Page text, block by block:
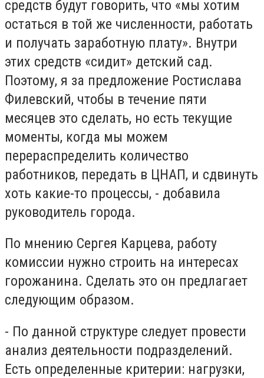
средств будут говорить, что «мы хотим
остаться в той же численности, работать
и получать заработную плату». Внутри
этих средств «сидит» детский сад.
Поэтому, я за предложение Ростислава
Филевский, чтобы в течение пяти
месяцев это сделать, но есть текущие
моменты, когда мы можем
перераспределить количество
работников, передать в ЦНАП, и сдвинуть
хоть какие-то процессы, - добавила
руководитель города.
По мнению Сергея Карцева, работу
комиссии нужно строить на интересах
горожанина. Сделать это он предлагает
следующим образом.
- По данной структуре следует провести
анализ деятельности подразделений.
Есть определенные критерии: нагрузки,